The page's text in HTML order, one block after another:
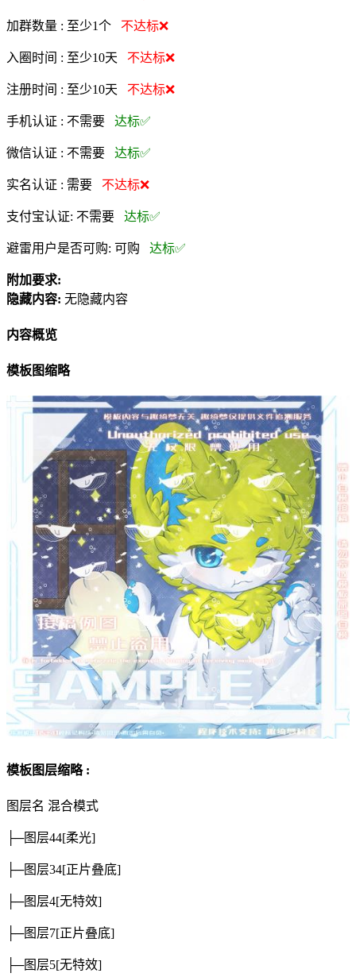
加群数量 : 至少1个 不达标❌
入圈时间 : 至少10天 不达标❌
注册时间 : 至少10天 不达标❌
手机认证 : 不需要 达标✅
微信认证 : 不需要 达标✅
实名认证 : 需要 不达标❌
支付宝认证: 不需要 达标✅
避雷用户是否可购: 可购 达标✅
附加要求:
隐藏内容: 无隐藏内容
内容概览
模板图缩略
模板图层缩略 :
图层名 混合模式
├─图层44[柔光]
├─图层34[正片叠底]
├─图层4[无特效]
├─图层7[正片叠底]
├─图层5[无特效]